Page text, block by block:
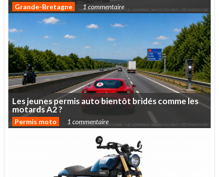
Grande-Bretagne 1 commentaire
Lesjeunespermisautobientôt bridéscommeles
motardsA2?
Permis moto 1 commentaire